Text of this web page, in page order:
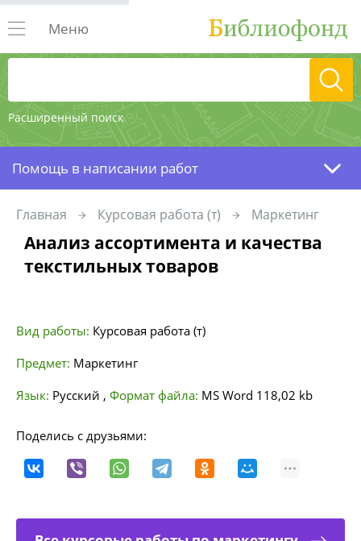
Расширенный поиск
Меню
Помощь в написании работ
Главная Курсовая работа (т) Маркетинг
Анализ ассортимента и качества
текстильных товаров
Вид работы: Курсовая работа (т)
Предмет: Маркетинг
Язык: Русский , Формат файла: MS Word 118,02 kb
Поделись с друзьями: